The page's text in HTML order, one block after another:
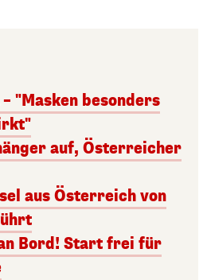
"Masken besonders
auf, Österreicher
aus Österreich von
Bord! Start frei für